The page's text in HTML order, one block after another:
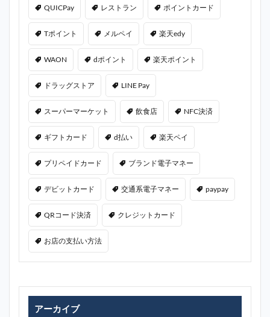
QUICPay レストラン ポイントカード
Tポイント メルペイ 楽天edy
WAON dポイント 楽天ポイント
ドラッグストア LINE Pay
スーパーマーケット 飲食店 NFC決済
ギフトカード d払い 楽天ペイ
プリペイドカード ブランド電子マネー
デビットカード 交通系電子マネー paypay
QRコード決済 クレジットカード
お店の支払い方法
アーカイブ